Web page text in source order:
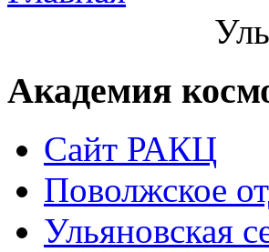
Академия
Сайт РАКЦ
Поволжское
Ульяновская